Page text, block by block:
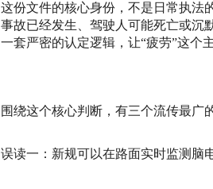
这份文件的核心身份，不是日常执法
事故已经发生、驾驶人可能死亡或沉
一套严密的认定逻辑，让“疲劳”这个
围绕这个核心判断，有三个流传最广
误读一：新规可以在路面实时监测脑